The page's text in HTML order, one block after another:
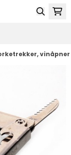
vinåpner